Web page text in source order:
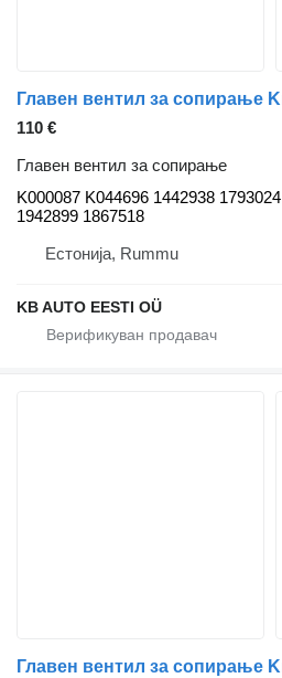
110 €
Главен вентил за сопирање
K000087 K044696 1442938 1793024
1942899 1867518
Естонија, Rummu
KB AUTO EESTI OÜ